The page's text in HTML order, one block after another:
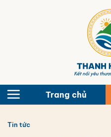
Trang chủ
Tin tức